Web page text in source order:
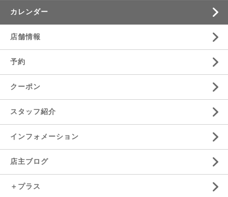
カレンダー
店舗情報
予約
クーポン
スタッフ紹介
インフォメーション
店主ブログ
＋プラス